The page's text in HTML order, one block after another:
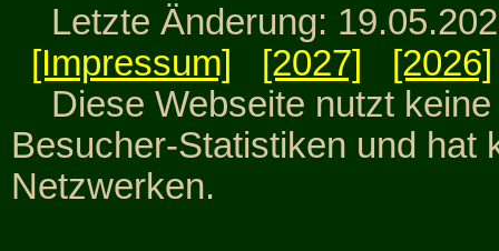
Letzte Änderung:
[Impressum]
[2027]
[2026]
Diese Webseite nutzt
Besucher-Statistiken und hat
Netzwerken.